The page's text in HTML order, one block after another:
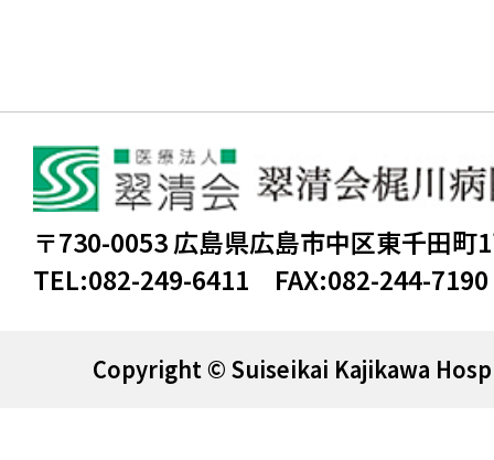
〒730-0053 広島県広島市中区東千田町
TEL:082-249-6411 FAX:082-244-7190
Copyright © Suiseikai Kajikawa